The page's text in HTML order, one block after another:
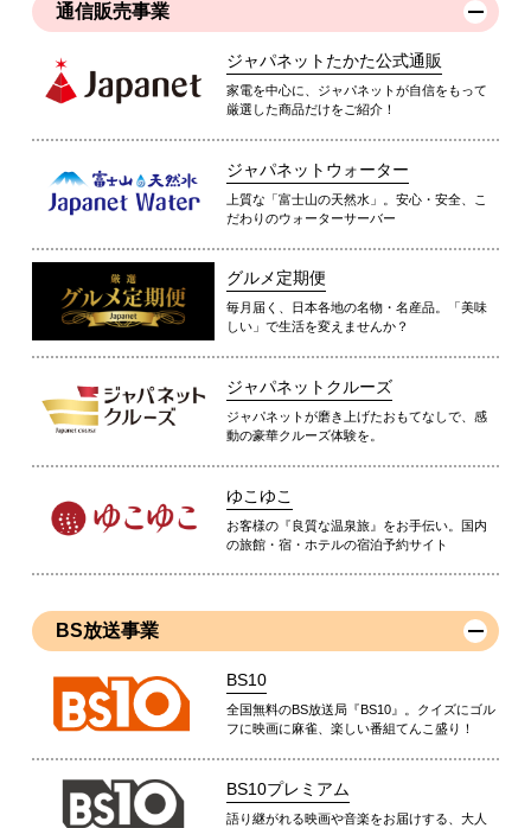
通信販売事業
ジャパネットたかた公式通販
家電を中心に、ジャパネットが自信をもって
厳選した商品だけをご紹介！
ジャパネットウォーター
上質な「富士山の天然水」。安心・安全、こ
だわりのウォーターサーバー
グルメ定期便
毎月届く、日本各地の名物・名産品。「美味
しい」で生活を変えませんか？
ジャパネットクルーズ
ジャパネットが磨き上げたおもてなしで、感
動の豪華クルーズ体験を。
ゆこゆこ
お客様の『良質な温泉旅』をお手伝い。国内
の旅館・宿・ホテルの宿泊予約サイト
BS放送事業
BS10
全国無料のBS放送局『BS10』。クイズにゴル
フに映画に麻雀、楽しい番組てんこ盛り！
BS10プレミアム
語り継がれる映画や音楽をお届けする、大人